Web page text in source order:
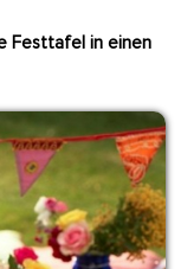
Festtafel in einen